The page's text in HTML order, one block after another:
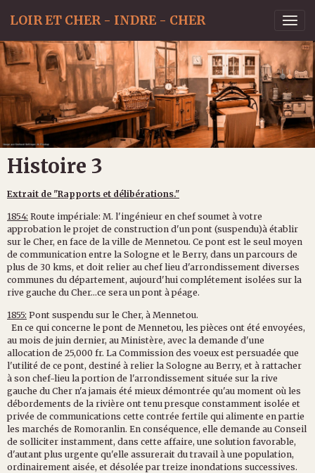
LOIR ET CHER - INDRE - CHER
Histoire 3
Extrait de "Rapports et délibérations."
1854: Route impériale: M. l'ingénieur en chef soumet à votre
approbation le projet de construction d'un pont (suspendu)à établir
sur le Cher, en face de la ville de Mennetou. Ce pont est le seul moyen
de communication entre la Sologne et le Berry, dans un parcours de
plus de 30 kms, et doit relier au chef lieu d'arrondissement diverses
communes du département, aujourd'hui complétement isolées sur la
rive gauche du Cher...ce sera un pont à péage.
1855: Pont suspendu sur le Cher, à Mennetou.
En ce qui concerne le pont de Mennetou, les pièces ont été envoyées,
au mois de juin dernier, au Ministère, avec la demande d'une
allocation de 25,000 fr. La Commission des voeux est persuadée que
l'utilité de ce pont, destiné à relier la Sologne au Berry, et à rattacher
à son chef-lieu la portion de l'arrondissement située sur la rive
gauche du Cher n'a jamais été mieux démontrée qu'au moment où les
débordements de la rivière ont tenu presque constamment isolée et
privée de communications cette contrée fertile qui alimente en partie
les marchés de Romoranlin. En conséquence, elle demande au Conseil
de solliciter instamment, dans cette affaire, une solution favorable,
d'autant plus urgente qu'elle assurerait du travail à une population,
ordinairement aisée, et désolée par treize inondations successives.